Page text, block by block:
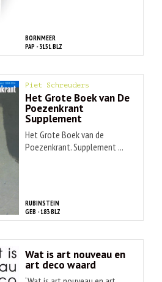
BORNMEER
PAP - 3151 BLZ
Piet Schreuders
Het Grote Boek van De
Poezenkrant
Supplement
Het Grote Boek van de
Poezenkrant. Supplement ...
RUBINSTEIN
GEB - 183 BLZ
Wat is art nouveau en
art deco waard